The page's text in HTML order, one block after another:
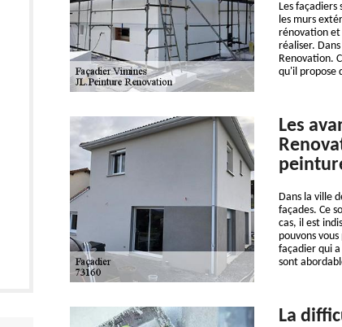
Les
les murs
rénovation et
réaliser.
Renovation.
qu'il propose
Les
Dans la ville
façades. Ce
cas, il est
pouvons
façadier qui
sont
La